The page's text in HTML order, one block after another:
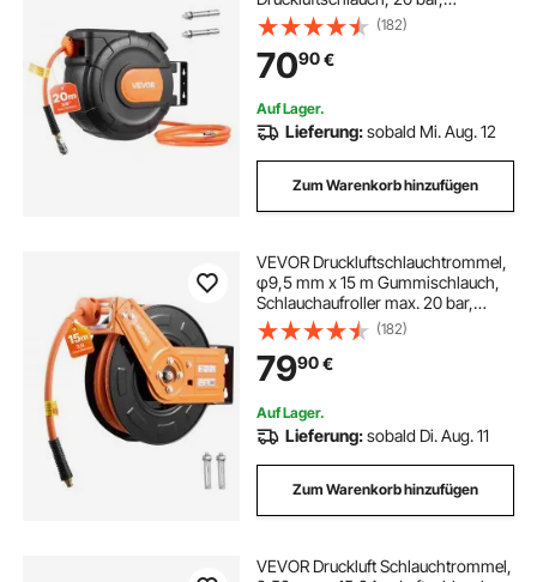
Geschlossener Schlauchaufroller
mit Automatischer Aufwicklung & 2
m Zuleitung, 180° Schwenkbare
Decken-/Wandhalterung
(182)
7090€
Auf Lager.
Lieferung:sobald Mi. Aug. 12
Zum Warenkorb hinzufügen
VEVOR Druckluftschlauchtrommel,
φ9,5 mm x 15 m Gummischlauch,
Schlauchaufroller max. 20 bar,
Automatischer Aufrollmechanismus
mit 1 m Zuleitung, 180°
Schwenkbare
Decken-/Wandhalterung
(182)
7990€
Auf Lager.
Lieferung:sobald Di. Aug. 11
Zum Warenkorb hinzufügen
VEVOR Druckluft Schlauchtrommel,